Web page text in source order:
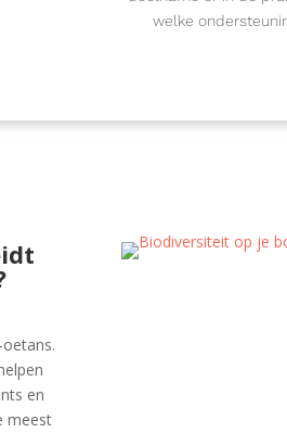
welke
en
meest